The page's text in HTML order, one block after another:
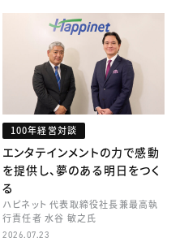
100年経営対談
エンタテインメントの力で感動
を提供し、夢のある明日をつく
る
ハピネット 代表取締役社長兼最高執
行責任者 水谷 敏之氏
2026.07.23